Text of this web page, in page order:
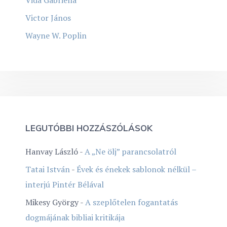
Victor János
Wayne W. Poplin
LEGUTÓBBI HOZZÁSZÓLÁSOK
Hanvay László-A „Ne ölj” parancsolatról
Tatai István- Évek és énekek sablonok nélkül –
interjú Pintér Bélával
Mikesy György-A szeplőtelen fogantatás
dogmájának bibliai kritikája